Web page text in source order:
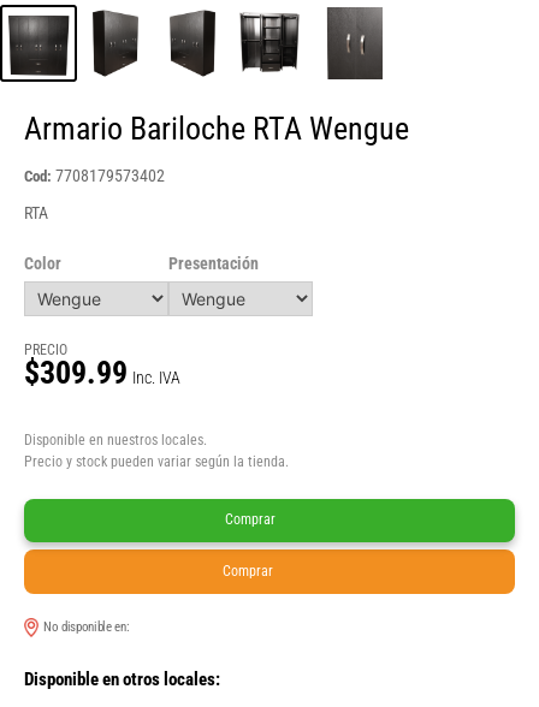
Armario Bariloche RTA Wengue
Cod: 7708179573402
RTA
Color Presentación
PRECIO
$309.99 Inc. IVA
Disponible en nuestros locales.
Precio y stock pueden variar según la tienda.
Comprar
Comprar
No disponible en:
Disponible en otros locales: